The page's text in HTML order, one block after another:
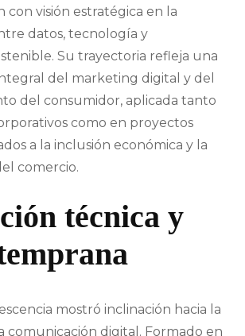
con visión estratégica en la
datos, tecnología y
Su trayectoria refleja una
del marketing digital y del
del consumidor, aplicada tanto
como en proyectos
a la inclusión económica y la
comercio.
técnica y
mostró inclinación hacia la
comunicación digital. Formado en